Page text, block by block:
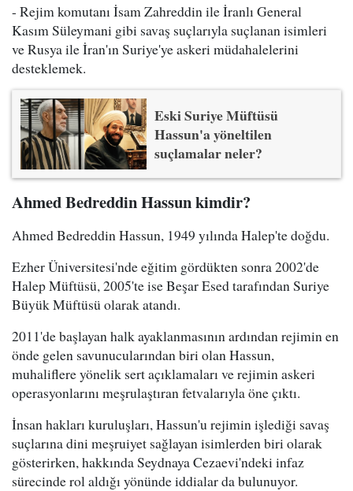
- Rejim komutanı İsam Zahreddin ile İranlı General
Kasım Süleymani gibi savaş suçlarıyla suçlanan isimleri
ve Rusya ile İran'ın Suriye'ye askeri müdahalelerini
desteklemek.
Eski Suriye Müftüsü
Hassun'a yöneltilen
suçlamalar neler?
Ahmed Bedreddin Hassun kimdir?
Ahmed Bedreddin Hassun, 1949 yılında Halep'te doğdu.
Ezher Üniversitesi'nde eğitim gördükten sonra 2002'de
Halep Müftüsü, 2005'te ise Beşar Esed tarafından Suriye
Büyük Müftüsü olarak atandı.
2011'de başlayan halk ayaklanmasının ardından rejimin en
önde gelen savunucularından biri olan Hassun,
muhaliflere yönelik sert açıklamaları ve rejimin askeri
operasyonlarını meşrulaştıran fetvalarıyla öne çıktı.
İnsan hakları kuruluşları, Hassun'u rejimin işlediği savaş
suçlarına dini meşruiyet sağlayan isimlerden biri olarak
gösterirken, hakkında Seydnaya Cezaevi'ndeki infaz
sürecinde rol aldığı yönünde iddialar da bulunuyor.